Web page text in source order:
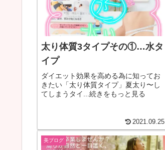
太り体質3タイプその①…水タ
イプ
ダイエット効果を高める為に知ってお
きたい「太り体質タイプ」夏太り〜し
てしまうタイ...続きをもっと見る
2021.09.25
美ブログ